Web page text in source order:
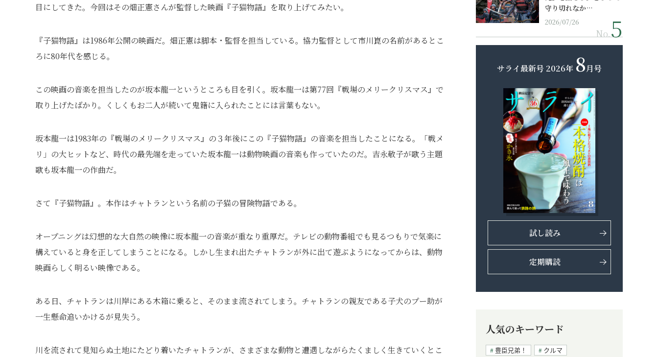
目にしてきた。今回はその畑正憲さんが監督した映画『子猫物語』を取り上げてみたい。
『子猫物語』は1986年公開の映画だ。畑正憲は脚本・監督を担当している。協力監督として市川崑の名前があるとこ
ろに80年代を感じる。
この映画の音楽を担当したのが坂本龍一というところも目を引く。坂本龍一は第77回『戦場のメリークリスマス』で
取り上げたばかり。くしくもお二人が続いて鬼籍に入られたことには言葉もない。
坂本龍一は1983年の『戦場のメリークリスマス』の３年後にこの『子猫物語』の音楽を担当したことになる。「戦メ
リ」の大ヒットなど、時代の最先端を走っていた坂本龍一は動物映画の音楽も作っていたのだ。吉永敬子が歌う主題
歌も坂本龍一の作曲だ。
さて『子猫物語』。本作はチャトランという名前の子猫の冒険物語である。
オープニングは幻想的な大自然の映像に坂本龍一の音楽が重なり重厚だ。テレビの動物番組でも見るつもりで気楽に
構えていると身を正してしまうことになる。しかし生まれ出たチャトランが外に出て遊ぶようになってからは、動物
映画らしく明るい映像である。
ある日、チャトランは川岸にある木箱に乗ると、そのまま流されてしまう。チャトランの親友である子犬のプー助が
一生懸命追いかけるが見失う。
川を流されて見知らぬ土地にたどり着いたチャトランが、さまざまな動物と遭遇しながらたくましく生きていくとこ
守り切れなか…
2026/07/26
No.
サライ最新号 2026年 8月号
試し読み
定期購読
人気のキーワード
豊臣兄弟！
クルマ